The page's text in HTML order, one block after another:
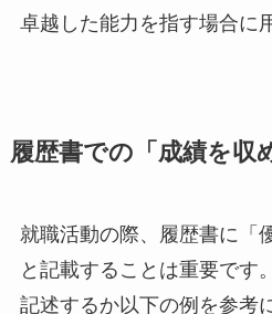
卓越した能力を指す場合に
履歴書での「成績を収
就職活動の際、履歴書に「
と記載することは重要です
記述するか以下の例を参考